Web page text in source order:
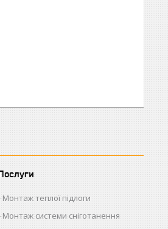
Монтаж теплої підлоги
Монтаж системи сніготанення